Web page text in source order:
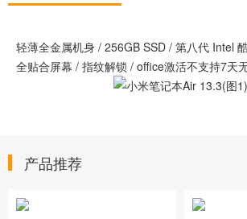
轻薄全金属机身 / 256GB SSD / 第八代 Intel
全贴合屏幕 / 指纹解锁 / office激活不支持7天
产品推荐